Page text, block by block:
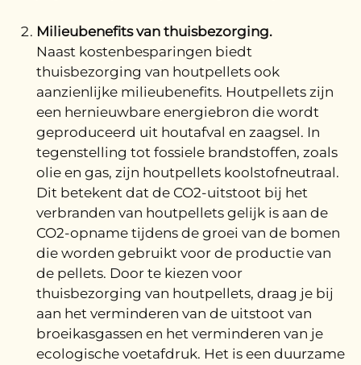
Milieubenefits van thuisbezorging.
Naast kostenbesparingen biedt
thuisbezorging van houtpellets ook
aanzienlijke milieubenefits. Houtpellets zijn
een hernieuwbare energiebron die wordt
geproduceerd uit houtafval en zaagsel. In
tegenstelling tot fossiele brandstoffen, zoals
olie en gas, zijn houtpellets koolstofneutraal.
Dit betekent dat de CO2-uitstoot bij het
verbranden van houtpellets gelijk is aan de
CO2-opname tijdens de groei van de bomen
die worden gebruikt voor de productie van
de pellets. Door te kiezen voor
thuisbezorging van houtpellets, draag je bij
aan het verminderen van de uitstoot van
broeikasgassen en het verminderen van je
ecologische voetafdruk. Het is een duurzame